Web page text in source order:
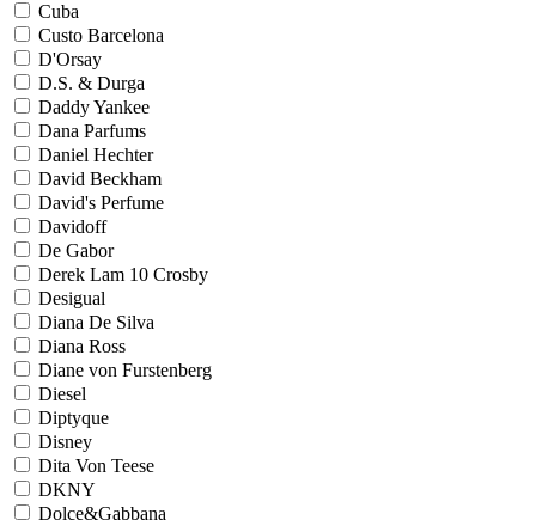
Cuba
Custo Barcelona
D'Orsay
D.S. & Durga
Daddy Yankee
Dana Parfums
Daniel Hechter
David Beckham
David's Perfume
Davidoff
De Gabor
Derek Lam 10 Crosby
Desigual
Diana De Silva
Diana Ross
Diane von Furstenberg
Diesel
Diptyque
Disney
Dita Von Teese
DKNY
Dolce&Gabbana